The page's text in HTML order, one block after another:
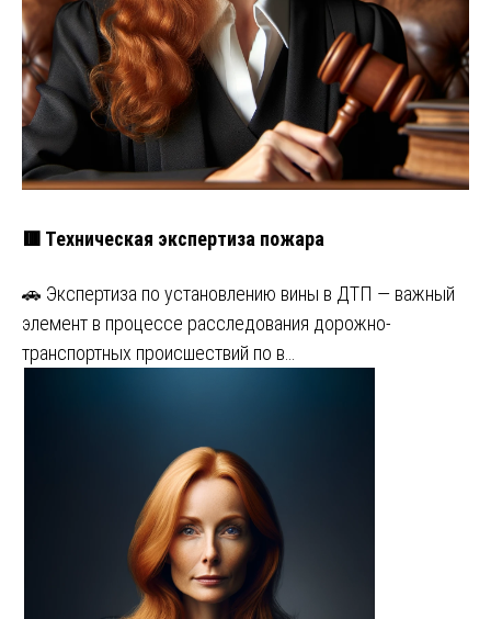
🟥 Техническая экспертиза пожара
🚗 Экспертиза по установлению вины в ДТП — важный
элемент в процессе расследования дорожно-
транспортных происшествий по в…